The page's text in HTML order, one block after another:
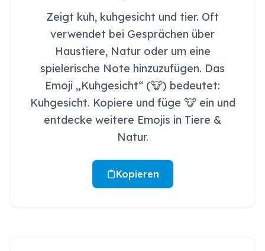
Zeigt kuh, kuhgesicht und tier. Oft
verwendet bei Gesprächen über
Haustiere, Natur oder um eine
spielerische Note hinzuzufügen. Das
Emoji „Kuhgesicht“ (🐮) bedeutet:
Kuhgesicht. Kopiere und füge 🐮 ein und
entdecke weitere Emojis in Tiere &
Natur.
Kopieren